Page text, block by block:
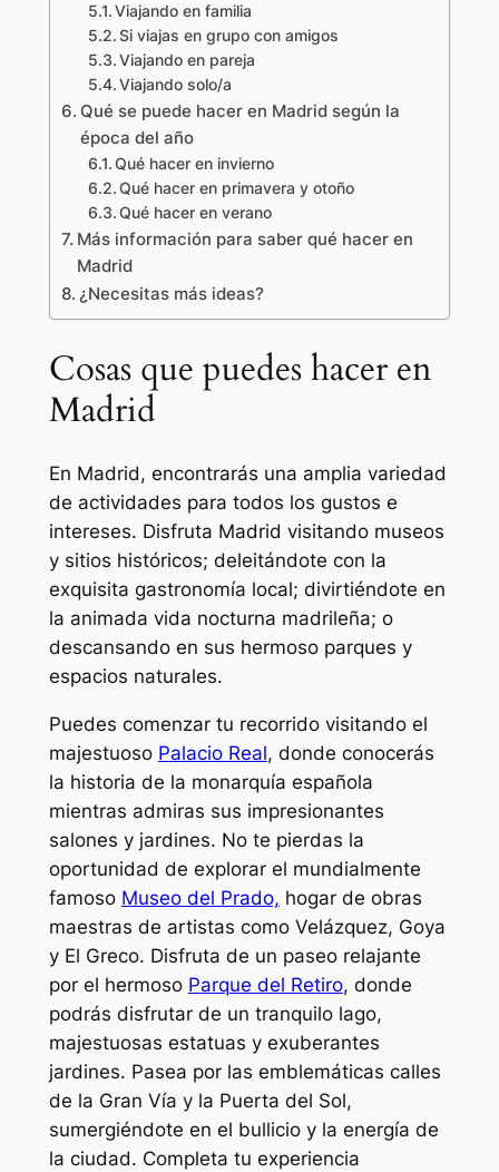
Viajando en familia
Si viajas en grupo con amigos
Viajando en pareja
Viajando solo/a
Qué se puede hacer en Madrid según la
época del año
Qué hacer en invierno
Qué hacer en primavera y otoño
Qué hacer en verano
Más información para saber qué hacer en
Madrid
¿Necesitas más ideas?
Cosas que puedes hacer en
Madrid
En Madrid, encontrarás una amplia variedad
de actividades para todos los gustos e
intereses. Disfruta Madrid visitando museos
y sitios históricos; deleitándote con la
exquisita gastronomía local; divirtiéndote en
la animada vida nocturna madrileña; o
descansando en sus hermoso parques y
espacios naturales.
Puedes comenzar tu recorrido visitando el
majestuoso Palacio Real, donde conocerás
la historia de la monarquía española
mientras admiras sus impresionantes
salones y jardines. No te pierdas la
oportunidad de explorar el mundialmente
famoso Museo del Prado, hogar de obras
maestras de artistas como Velázquez, Goya
y El Greco. Disfruta de un paseo relajante
por el hermoso Parque del Retiro, donde
podrás disfrutar de un tranquilo lago,
majestuosas estatuas y exuberantes
jardines. Pasea por las emblemáticas calles
de la Gran Vía y la Puerta del Sol,
sumergiéndote en el bullicio y la energía de
la ciudad. Completa tu experiencia